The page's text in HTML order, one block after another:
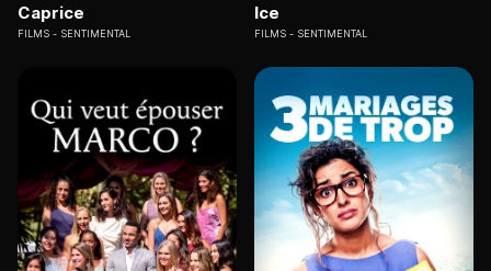
Caprice
FILMS SENTIMENTAL
Ice
FILMS SENTIMENTAL